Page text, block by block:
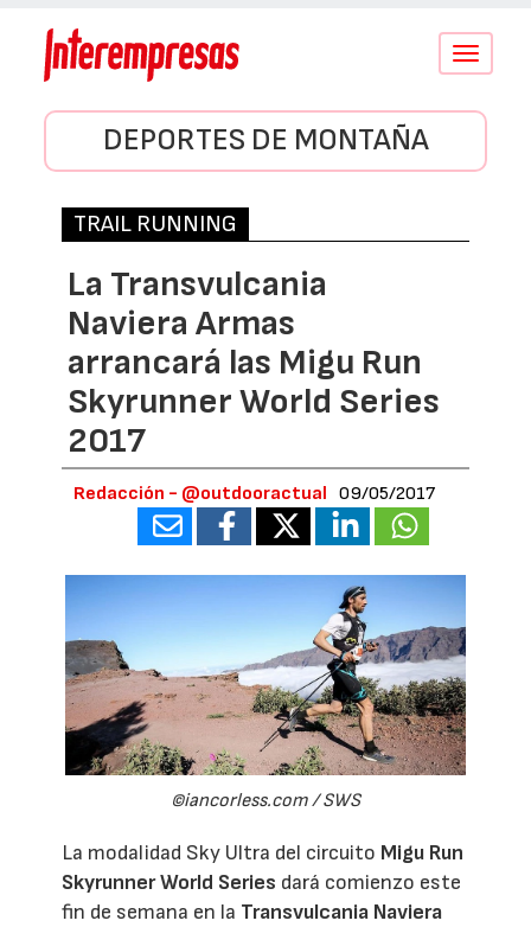
Conmutar
DEPORTES DE MONTAÑA
TRAIL RUNNING
La Transvulcania
Naviera Armas
arrancará las Migu Run
Skyrunner World Series
2017
Redacción - @outdooractual 09/05/2017
©iancorless.com / SWS
La modalidad Sky Ultra del circuito Migu Run
Skyrunner World Series dará comienzo este
fin de semana en la Transvulcania Naviera